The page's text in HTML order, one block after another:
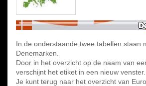
In de onderstaande twee tabellen staan
Denemarken.
Door in het overzicht op de naam van
verschijnt het etiket in een nieuw venster.
Je kunt terug naar het overzicht van